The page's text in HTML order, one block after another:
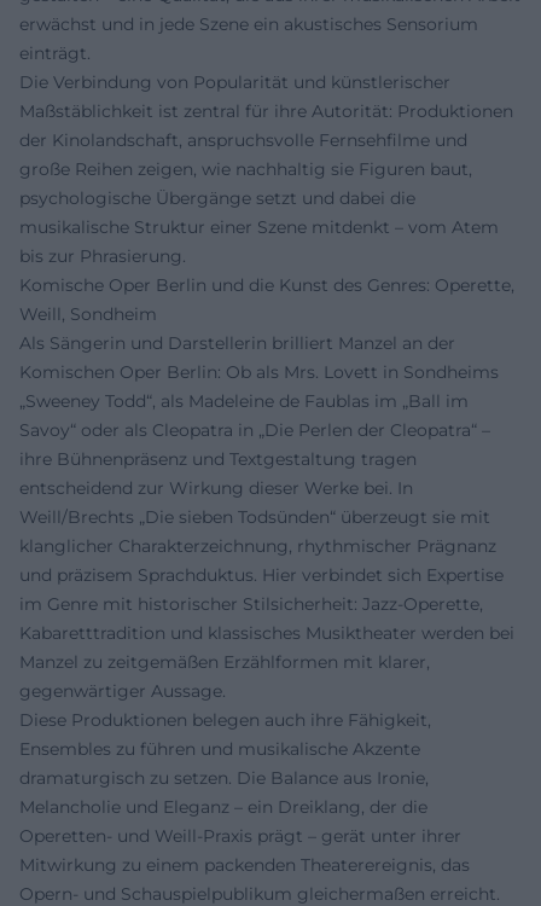
erwächst und in jede Szene ein akustisches Sensorium
einträgt.
Die Verbindung von Popularität und künstlerischer
Maßstäblichkeit ist zentral für ihre Autorität: Produktionen
der Kinolandschaft, anspruchsvolle Fernsehfilme und
große Reihen zeigen, wie nachhaltig sie Figuren baut,
psychologische Übergänge setzt und dabei die
musikalische Struktur einer Szene mitdenkt – vom Atem
bis zur Phrasierung.
Komische Oper Berlin und die Kunst des Genres: Operette,
Weill, Sondheim
Als Sängerin und Darstellerin brilliert Manzel an der
Komischen Oper Berlin: Ob als Mrs. Lovett in Sondheims
„Sweeney Todd“, als Madeleine de Faublas im „Ball im
Savoy“ oder als Cleopatra in „Die Perlen der Cleopatra“ –
ihre Bühnenpräsenz und Textgestaltung tragen
entscheidend zur Wirkung dieser Werke bei. In
Weill/Brechts „Die sieben Todsünden“ überzeugt sie mit
klanglicher Charakterzeichnung, rhythmischer Prägnanz
und präzisem Sprachduktus. Hier verbindet sich Expertise
im Genre mit historischer Stilsicherheit: Jazz-Operette,
Kabaretttradition und klassisches Musiktheater werden bei
Manzel zu zeitgemäßen Erzählformen mit klarer,
gegenwärtiger Aussage.
Diese Produktionen belegen auch ihre Fähigkeit,
Ensembles zu führen und musikalische Akzente
dramaturgisch zu setzen. Die Balance aus Ironie,
Melancholie und Eleganz – ein Dreiklang, der die
Operetten- und Weill-Praxis prägt – gerät unter ihrer
Mitwirkung zu einem packenden Theaterereignis, das
Opern- und Schauspielpublikum gleichermaßen erreicht.